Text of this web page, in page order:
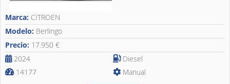
Marca: CITROEN
Modelo: Berlingo
Precio: 17.950 €
2024
14177
Diesel
Manual